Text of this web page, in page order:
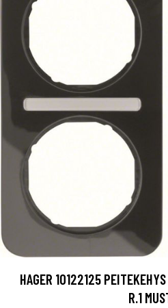
HAGER 10122125
R.1